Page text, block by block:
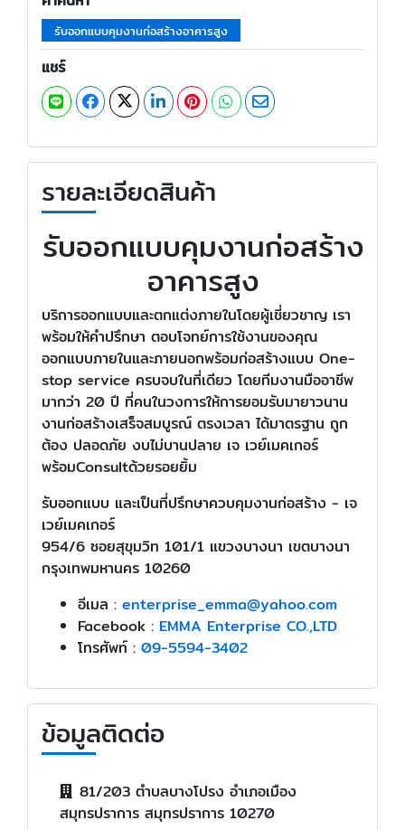
รับออกแบบคุมงานก่อสร้างอาคารสูง
แชร์
รายละเอียดสินค้า
รับออกแบบคุมงานก่อสร้าง
อาคารสูง
บริการออกแบบและตกแต่งภายในโดยผู้เชี่ยวชาญ เรา
พร้อมให้คำปรึกษา ตอบโจทย์การใช้งานของคุณ
ออกแบบภายในและภายนอกพร้อมก่อสร้างแบบ One-
stop service ครบจบในที่เดียว โดยทีมงานมืออาชีพ
มากว่า 20 ปี ที่คนในวงการให้การยอมรับมายาวนาน
งานก่อสร้างเสร็จสมบูรณ์ ตรงเวลา ได้มาตรฐาน ถูก
ต้อง ปลอดภัย งบไม่บานปลาย เจ เวย์เมคเกอร์
พร้อมConsultด้วยรอยยิ้ม
รับออกแบบ และเป็นที่ปรึกษาควบคุมงานก่อสร้าง - เจ
เวย์เมคเกอร์
954/6 ซอยสุขุมวิท 101/1 แขวงบางนา เขตบางนา
กรุงเทพมหานคร 10260
อีเมล : enterprise_emma@yahoo.com
Facebook : EMMA Enterprise CO.,LTD
โทรศัพท์ : 09-5594-3402
ข้อมูลติดต่อ
81/203 ตำบลบางโปรง อำเภอเมือง
สมุทรปราการ สมุทรปราการ 10270